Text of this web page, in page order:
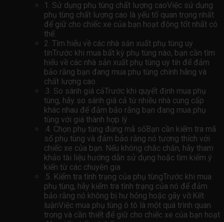
1. Sử dụng phụ tùng chất lượng caoViệc sử dụng
phụ tùng chất lượng cao là yếu tố quan trọng nhất
để giữ cho chiếc xe của bạn hoạt động tốt nhất có
thể.
2. Tìm hiểu về các nhà sản xuất phụ tùng uy
tínTrước khi mua bất kỳ phụ tùng nào, bạn cần tìm
hiểu về các nhà sản xuất phụ tùng uy tín để đảm
bảo rằng bạn đang mua phụ tùng chính hãng và
chất lượng cao
.3. So sánh giá cảTrước khi quyết định mua phụ
tùng, hãy so sánh giá cả từ nhiều nhà cung cấp
khác nhau để đảm bảo rằng bạn đang mua phụ
tùng với giá thành hợp lý
.4. Chọn phụ tùng đúng mã sốBạn cần kiểm tra mã
số phụ tùng và đảm bảo rằng nó tương thích với
chiếc xe của bạn. Nếu không chắc chắn, hãy tham
khảo tài liệu hướng dẫn sử dụng hoặc tìm kiếm ý
kiến ​​từ các chuyên gia
.5. Kiểm tra tình trạng của phụ tùngTrước khi mua
phụ tùng, hãy kiểm tra tình trạng của nó để đảm
bảo rằng nó không bị hư hỏng hoặc gãy vỡ.Kết
luậnViệc mua phụ tùng ô tô là một quá trình quan
trọng và cần thiết để giữ cho chiếc xe của bạn hoạt